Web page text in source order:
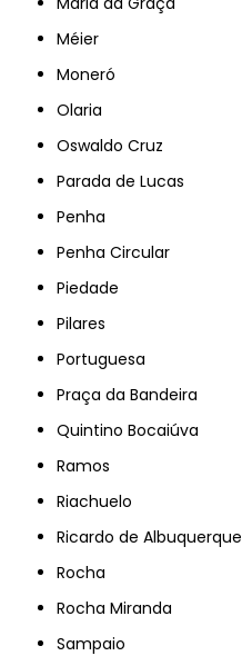
Méier
Moneró
Olaria
Oswaldo Cruz
Parada de Lucas
Penha
Penha Circular
Piedade
Pilares
Portuguesa
Praça da Bandeira
Quintino Bocaiúva
Ramos
Riachuelo
Ricardo de Albuquerque
Rocha
Rocha Miranda
Sampaio